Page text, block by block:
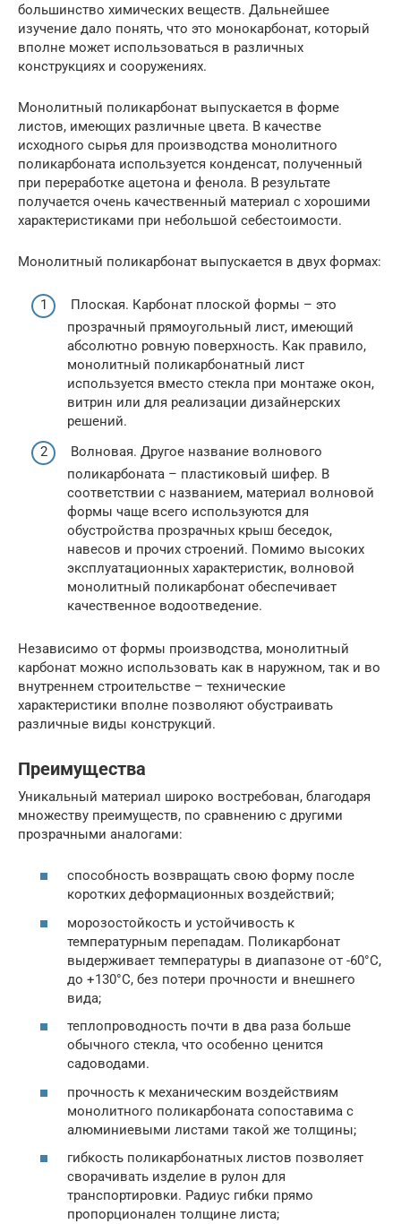
большинство химических веществ. Дальнейшее
изучение дало понять, что это монокарбонат, который
вполне может использоваться в различных
конструкциях и сооружениях.
Монолитный поликарбонат выпускается в форме
листов, имеющих различные цвета. В качестве
исходного сырья для производства монолитного
поликарбоната используется конденсат, полученный
при переработке ацетона и фенола. В результате
получается очень качественный материал с хорошими
характеристиками при небольшой себестоимости.
Монолитный поликарбонат выпускается в двух формах:
Плоская. Карбонат плоской формы – это
прозрачный прямоугольный лист, имеющий
абсолютно ровную поверхность. Как правило,
монолитный поликарбонатный лист
используется вместо стекла при монтаже окон,
витрин или для реализации дизайнерских
решений.
Волновая. Другое название волнового
поликарбоната – пластиковый шифер. В
соответствии с названием, материал волновой
формы чаще всего используются для
обустройства прозрачных крыш беседок,
навесов и прочих строений. Помимо высоких
эксплуатационных характеристик, волновой
монолитный поликарбонат обеспечивает
качественное водоотведение.
Независимо от формы производства, монолитный
карбонат можно использовать как в наружном, так и во
внутреннем строительстве – технические
характеристики вполне позволяют обустраивать
различные виды конструкций.
Преимущества
Уникальный материал широко востребован, благодаря
множеству преимуществ, по сравнению с другими
прозрачными аналогами:
способность возвращать свою форму после
коротких деформационных воздействий;
морозостойкость и устойчивость к
температурным перепадам. Поликарбонат
выдерживает температуры в диапазоне от -60°С,
до +130°С, без потери прочности и внешнего
вида;
теплопроводность почти в два раза больше
обычного стекла, что особенно ценится
садоводами.
прочность к механическим воздействиям
монолитного поликарбоната сопоставима с
алюминиевыми листами такой же толщины;
гибкость поликарбонатных листов позволяет
сворачивать изделие в рулон для
транспортировки. Радиус гибки прямо
пропорционален толщине листа;